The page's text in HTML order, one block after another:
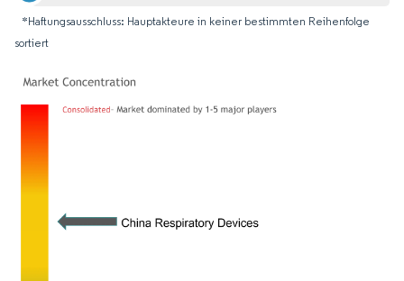
*Haftungsausschluss: Hauptakteure in keiner bestimmten Reihenfolge
sortiert